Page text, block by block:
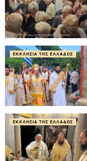
ΕΚΚΛΗΣΊΑ ΤΗΣ ΕΛΛΆΔΟΣ
ΕΚΚΛΗΣΊΑ ΤΗΣ ΕΛΛΆΔΟΣ